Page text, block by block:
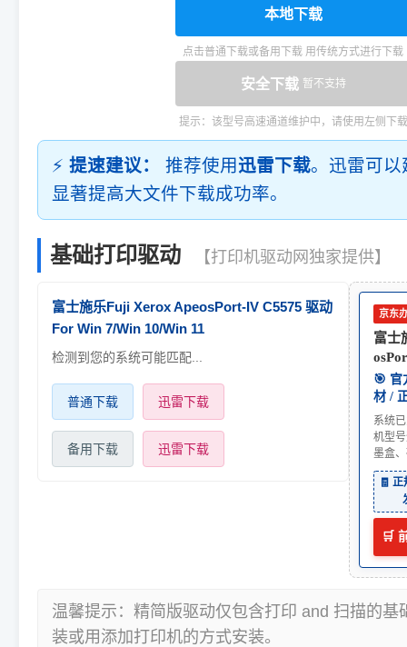
本地下载
点击普通下载或备用下载 用传统方式进行下载
安全下载 暂不支持
提示：该型号高速通道维护中，请使用左侧下载
⚡ 提速建议： 推荐使用迅雷下载。迅雷可
显著提高大文件下载成功率。
基础打印驱动 【打印机驱动网独家提供】
富士施乐Fuji Xerox ApeosPort-IV C5575 驱动
For Win 7/Win 10/Win 11
检测到您的系统可能匹配...
普通下载 迅雷下载
备用下载 迅雷下载
京东
富士
🎯 官
材 /
系统
机型
墨盒
🧾
🛒
温馨提示：精简版驱动仅包含打印 and 扫描的基
装或用添加打印机的方式安装。